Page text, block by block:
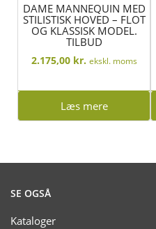
DAME MANNEQUIN MED
STILISTISK HOVED – FLOT
OG KLASSISK MODEL.
TILBUD
2.175,00 kr. ekskl. moms
Læs mere
SE OGSÅ
Kataloger